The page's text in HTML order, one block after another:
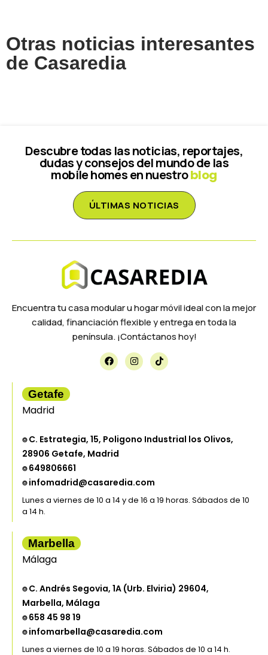
Otras noticias interesantes
de Casaredia
Descubre todas las noticias, reportajes,
dudas y consejos del mundo de las
mobile homes en nuestroblog
ÚLTIMAS NOTICIAS
Encuentra tu casa modular u hogar móvil ideal con la mejor
calidad, financiación flexible y entrega en toda la
península. ¡Contáctanos hoy!
Getafe
Madrid
⌾ C. Estrategia, 15, Poligono Industrial los Olivos,
28906 Getafe, Madrid
⌾ 649806661
⌾ infomadrid@casaredia.com
Lunes a viernes de 10 a 14 y de 16 a 19 horas. Sábados de 10
a 14 h.
Marbella
Málaga
⌾ C. Andrés Segovia, 1A (Urb. Elviria) 29604,
Marbella, Málaga
⌾ 658 45 98 19
⌾ infomarbella@casaredia.com
Lunes a viernes de 10 a 19 horas. Sábados de 10 a 14 h.